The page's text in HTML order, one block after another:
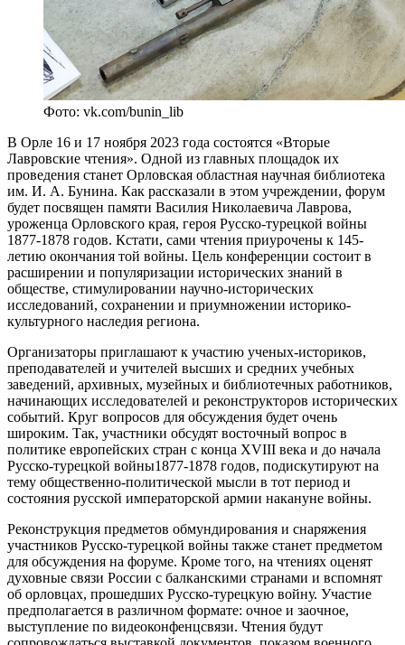
Фото: vk.com/bunin_lib
В Орле 16 и 17 ноября 2023 года состоятся «Вторые
Лавровские чтения». Одной из главных площадок их
проведения станет Орловская областная научная библиотека
им. И. А. Бунина. Как рассказали в этом учреждении, форум
будет посвящен памяти Василия Николаевича Лаврова,
уроженца Орловского края, героя Русско-турецкой войны
1877-1878 годов. Кстати, сами чтения приурочены к 145-
летию окончания той войны. Цель конференции состоит в
расширении и популяризации исторических знаний в
обществе, стимулировании научно-исторических
исследований, сохранении и приумножении историко-
культурного наследия региона.
Организаторы приглашают к участию ученых-историков,
преподавателей и учителей высших и средних учебных
заведений, архивных, музейных и библиотечных работников,
начинающих исследователей и реконструкторов исторических
событий. Круг вопросов для обсуждения будет очень
широким. Так, участники обсудят восточный вопрос в
политике европейских стран с конца XVIII века и до начала
Русско-турецкой войны1877-1878 годов, подискутируют на
тему общественно-политической мысли в тот период и
состояния русской императорской армии накануне войны.
Реконструкция предметов обмундирования и снаряжения
участников Русско-турецкой войны также станет предметом
для обсуждения на форуме. Кроме того, на чтениях оценят
духовные связи России с балканскими странами и вспомнят
об орловцах, прошедших Русско-турецкую войну. Участие
предполагается в различном формате: очное и заочное,
выступление по видеоконфенцсвязи. Чтения будут